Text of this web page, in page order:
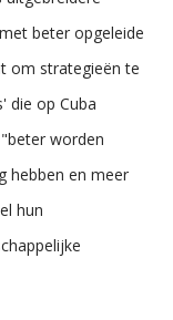
beter opgeleide
om strategieën te
die op Cuba
worden
hebben en meer
hun